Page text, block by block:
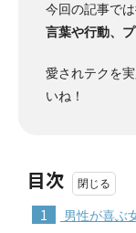
今回の記事で
言葉や行動、
愛されテクを
いね！
目次
1 男性が喜ぶ